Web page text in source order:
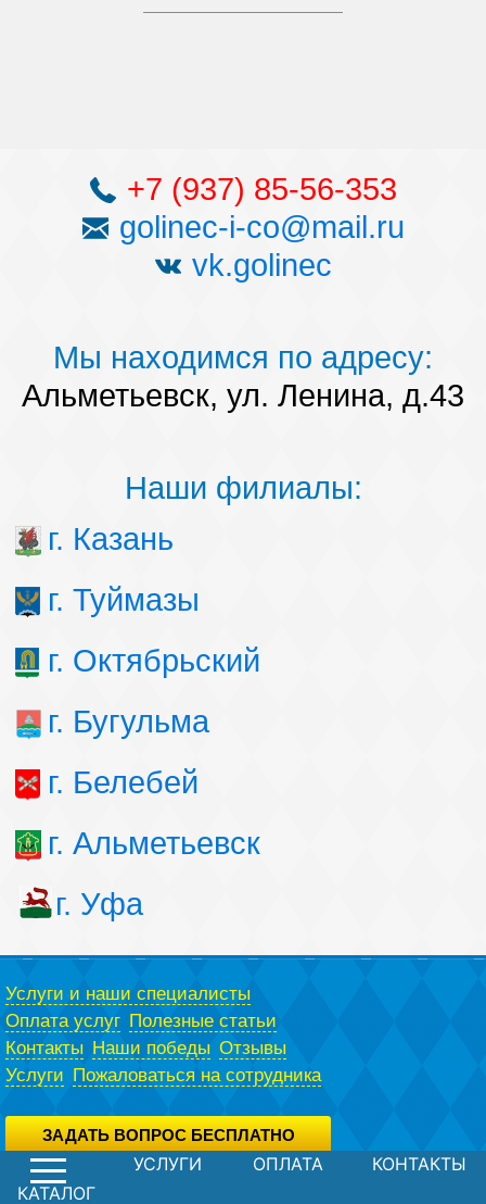
+7 (937) 85-56-353
golinec-i-co@mail.ru
vk.golinec
Мы находимся по адресу:
Альметьевск, ул. Ленина, д.43
Наши филиалы:
г. Казань
г. Туймазы
г. Октябрьский
г. Бугульма
г. Белебей
г. Альметьевск
г. Уфа
Услуги и наши специалисты
Оплата услуг Полезные статьи
Контакты Наши победы Отзывы
Услуги Пожаловаться на сотрудника
ЗАДАТЬ ВОПРОС БЕСПЛАТНО
Вы можете задать вопрос юристу абсолютно бесплатно,
воспользовавшись специальной формой.
Политика конфиденциальности
УСЛУГИ ОПЛАТА КОНТАКТЫ